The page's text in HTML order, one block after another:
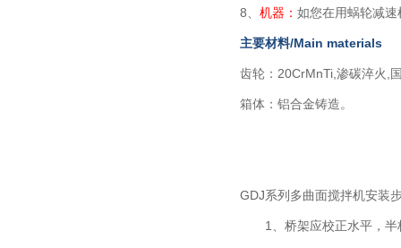
8、 机器： 如您在用蜗轮减
主要材料/Main materials
齿轮：20CrMnTi,渗碳淬火,
箱体：铝合金铸造。
GDJ系列多曲面搅拌机安装
1、桥架应校正水平，半